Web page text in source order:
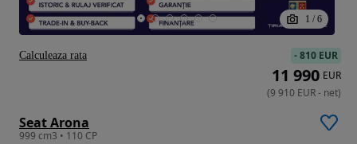
1 / 6
Seat Arona
999 cm3 • 110 CP
-810 EUR
11 990 EUR
(9 910 EUR- net)
Calculeaza rata